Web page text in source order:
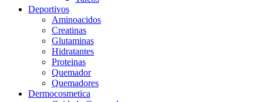
Deportivos
Aminoacidos
Creatinas
Glutaminas
Hidratantes
Proteinas
Quemador
Quemadores
Dermocosmetica